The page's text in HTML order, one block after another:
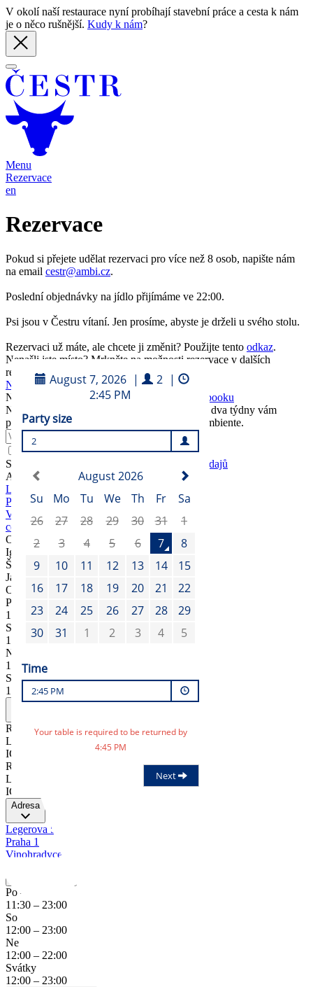
V okolí naší restaurace nyní probíhají stavební práce a cesta k nám
je o něco rušnější. Kudy k nám?
Menu
Rezervace
en
Rezervace
Pokud si přejete udělat rezervaci pro více než 8 osob, napište nám
na email cestr@ambi.cz.
Poslední objednávky na jídlo přijímáme ve 22:00.
Psi jsou v Čestru vítaní. Jen prosíme, abyste je drželi u svého stolu.
Rezervaci už máte, ale chcete ji změnit? Použijte tento odkaz.
Nenašli jste místo? Mrkněte na možnosti rezervace v dalších
restauracích Ambiente.
Najít místo jinde
Novinky najdete na našemInstagramu
Facebooku
Nahlížíte rádi pod pokličku? Stačí říct a každé dva týdny vám
pošleme ty nejčerstvější novinky z podniků Ambiente.
Souhlasím se
zásadami zpracování osobních údajů
Adresa
Legerova 57/75
Praha 1
Vinohrady
cestr@ambi.cz
+420 739 266 287
Odpovědný vedoucí
Igor Bejtic
Šéfkuchař
Jan Matuška
Otevírací doba
Po – Pá
11:30
–23:00
So
12:00
–23:00
Ne
12:00 –22:00
Svátky
12:00
–23:00
Provozovatel
RESTAURANTS IN, s.r.o.
Legerova 57/75, Praha 1
IČ: 25629506
RESTAURANTS IN, s.r.o.
Legerova 57/75, Praha 1
IČ: 25629506
Adresa
Legerova 57/75
Praha 1
Vinohradycestr@ambi.cz
Po – Pá
11:30 – 23:00
So
12:00 – 23:00
Ne
12:00 – 22:00
Svátky
12:00 – 23:00